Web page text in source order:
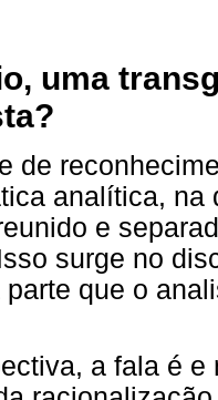
uma
de
analítica,
e
surge no
parte que o
a fala é